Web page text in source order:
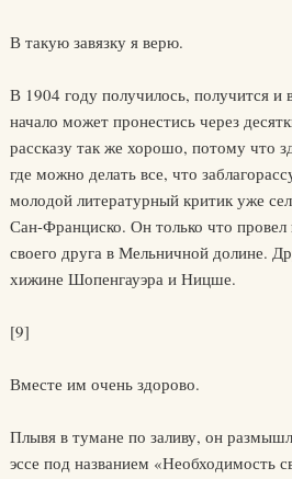
В такую завязку я верю.
В 1904 году получилось, получится и
начало может пронестись через
рассказу так же хорошо, потому что
где можно делать все, что
молодой литературный критик уже
Сан-Франциско. Он только что провел
своего друга в Мельничной долине.
хижине Шопенгауэра и Ницше.
[9]
Вместе им очень здорово.
Плывя в тумане по заливу, он
эссе под названием «Необходимость